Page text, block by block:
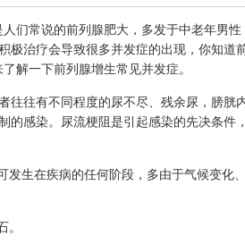
余尿液就好像一潭死水，一旦细菌繁殖
常说的前列腺肥大，多发于中老年男性
极治疗会导致很多并发症的出现，你知道
解一下前列腺增生常见并发症。
往有不同程度的尿不尽、残余尿，膀胱
的感染。尿流梗阻是引起感染的先决条件
生在疾病的任何阶段，多由于气候变化